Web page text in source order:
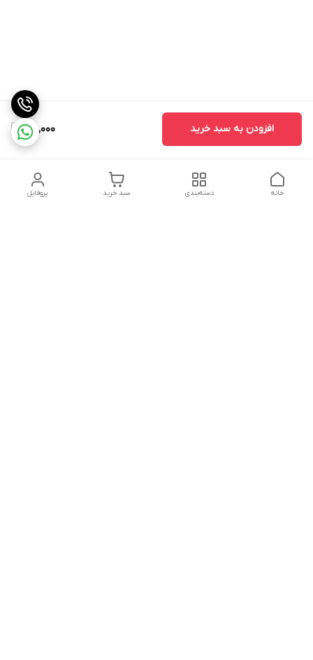
120,000 افزودن به سبد خرید
پروفایل سبد خرید دسته‌بندی خانه